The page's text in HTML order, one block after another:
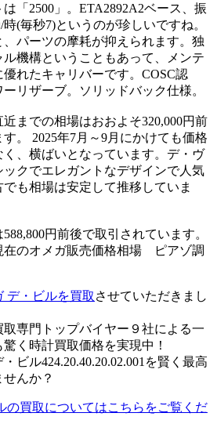
「2500」。ETA2892A2ベース、振
(毎秒7)というのが珍しいですね。
パーツの摩耗が抑えられます。独
ル機構ということもあって、メンテ
れたキャリバーです。COSC認
リザーブ。ソリッドバック仕様。
近までの相場はおおよそ320,000円前
。 2025年7月～9月にかけても価格
、横ばいとなっています。デ・ヴ
ックでエレガントなデザインで人気
も相場は安定して推移していま
円前後で取引されています。
在のオメガ販売価格相場 ピアゾ調
デ・ビルを買取 させていただきまし
専門トップバイヤー９社による一
く時計買取価格を実現中！
ビル424.20.40.20.02.001を賢く最高
んか？
の買取についてはこちらをご覧くだ